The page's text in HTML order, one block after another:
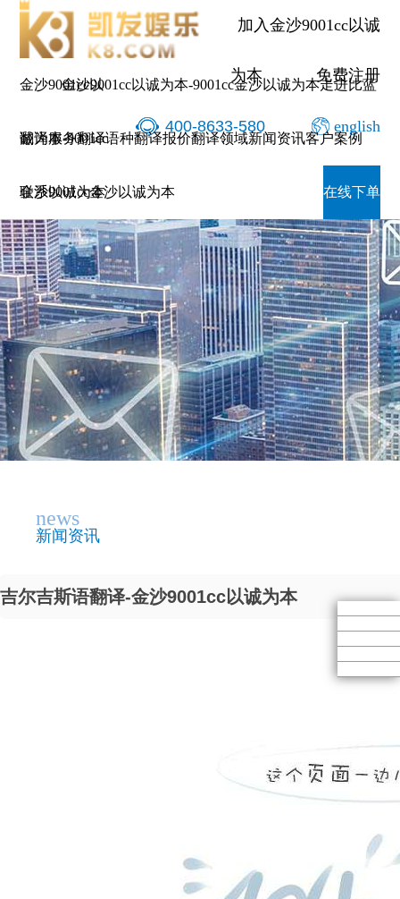
加入金沙9001cc以诚
为本 免费注册
400-8633-580 english
金沙9001cc以
诚为本-9001cc
金沙以诚为本
金沙9001cc以诚为本-9001cc金沙以诚为本走进比蓝
翻译服务翻译语种翻译报价翻译领域新闻资讯客户案例
联系9001cc金沙以诚为本 在线下单
news
新闻资讯
吉尔吉斯语翻译-金沙9001cc以诚为本